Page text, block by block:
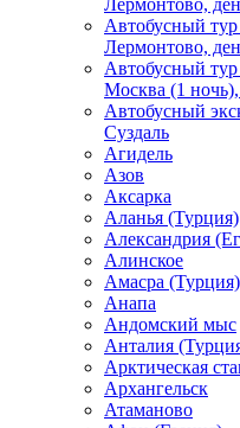
Лермонтово,
Автобусный
Лермонтово,
Автобусный
Москва (1
Автобусный
Суздаль
Агидель
Азов
Аксарка
Аланья (Турция)
Александрия
Алинское
Амасра (Турция)
Анапа
Андомский мыс
Анталия
Арктическая
Архангельск
Атаманово